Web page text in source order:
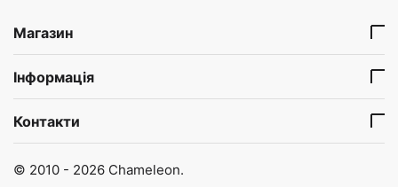
Магазин
Інформація
Контакти
© 2010 - 2026 Chameleon.